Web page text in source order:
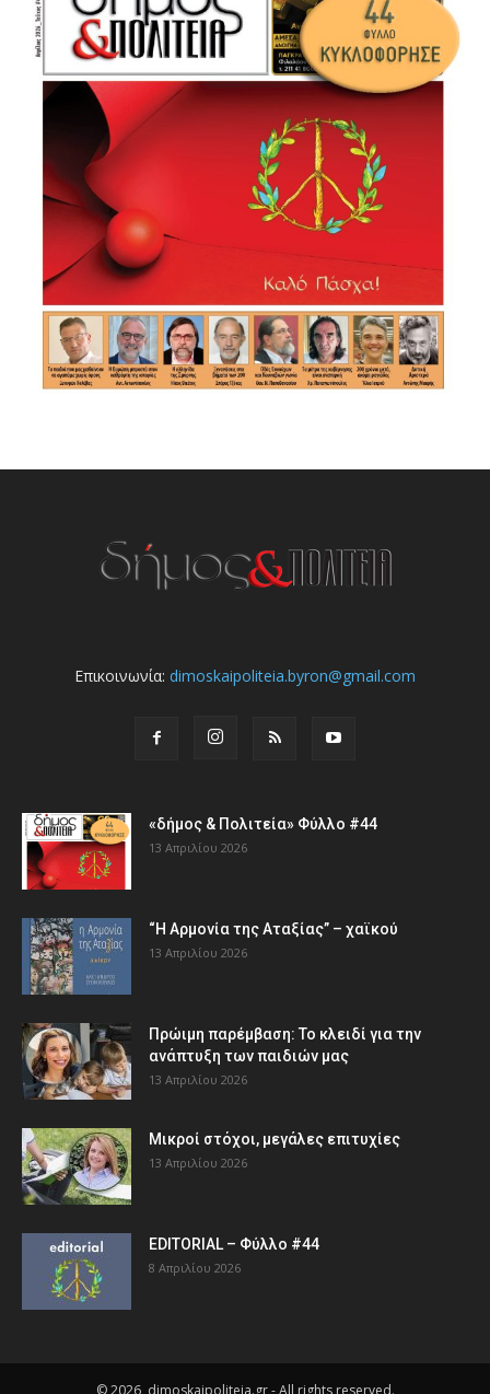
Επικοινωνία: dimoskaipoliteia.byron@gmail.com
«δήμος & Πολιτεία» Φύλλο #44
13 Απριλίου 2026
“Η Αρμονία της Αταξίας” – χαϊκού
13 Απριλίου 2026
Πρώιμη παρέμβαση: Το κλειδί για την
ανάπτυξη των παιδιών µας
13 Απριλίου 2026
Μικροί στόχοι, μεγάλες επιτυχίες
13 Απριλίου 2026
EDITORIAL – Φύλλο #44
8 Απριλίου 2026
© 2026, dimoskaipoliteia.gr - All rights reserved.